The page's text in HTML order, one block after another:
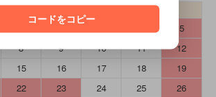
火 水 木 金
2
5
8 9 10 11
12
15 16 17 18
19
22 23 24 25
26
コードをコピー